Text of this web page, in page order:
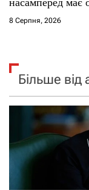
8 Серпня, 2026
Більше від